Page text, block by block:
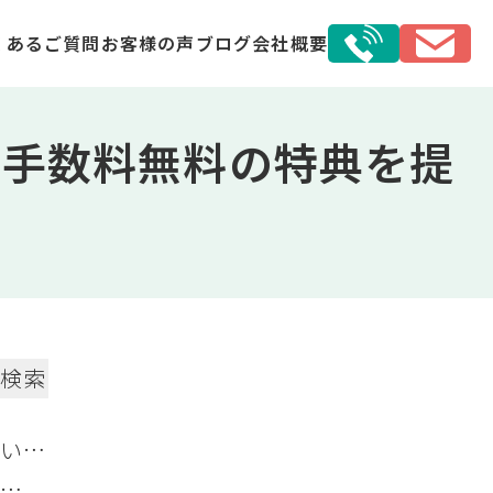
あるご質問お客様の声ブログ会社概要
数料無料の特典を提
検索
た